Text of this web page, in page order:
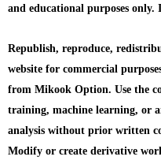
and educational purposes
Republish, reproduce,
website for commercial
from Mikook Option. Use the
training, machine learning, or
analysis without prior written
Modify or create derivative